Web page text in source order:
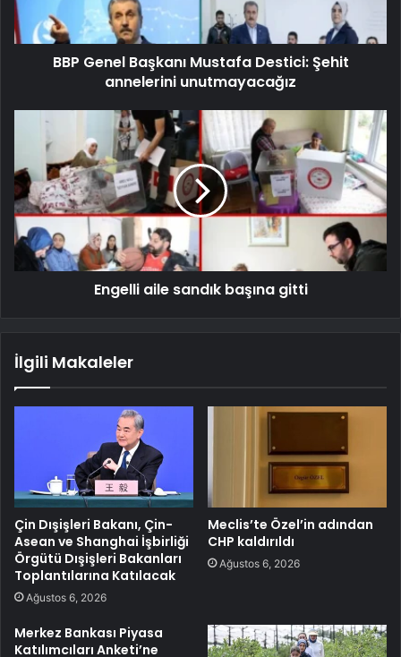
BBP Genel Başkanı Mustafa Destici: Şehit
annelerini unutmayacağız
Engelli aile sandık başına gitti
İlgili Makaleler
Çin Dışişleri Bakanı, Çin-
Asean ve Shanghai İşbirliği
Örgütü Dışişleri Bakanları
Toplantılarına Katılacak
Ağustos 6, 2026
Meclis’te Özel’in adından
CHP kaldırıldı
Ağustos 6, 2026
Merkez Bankası Piyasa
Katılımcıları Anketi’ne